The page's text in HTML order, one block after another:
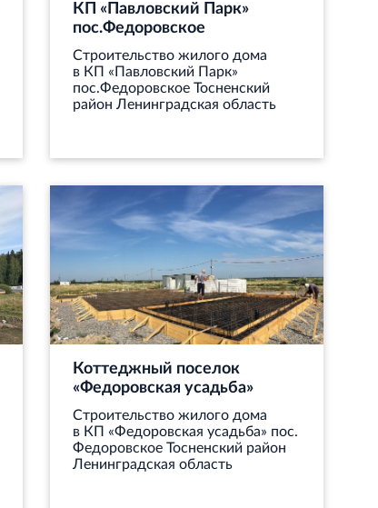
КП «Павловский Парк»
пос.Федоровское
Строительство жилого дома
в КП «Павловский Парк»
пос.Федоровское Тосненский
район Ленинградская область
Коттеджный поселок
«Федоровская усадьба»
Строительство жилого дома
в КП «Федоровская усадьба» пос.
Федоровское Тосненский район
Ленинградская область